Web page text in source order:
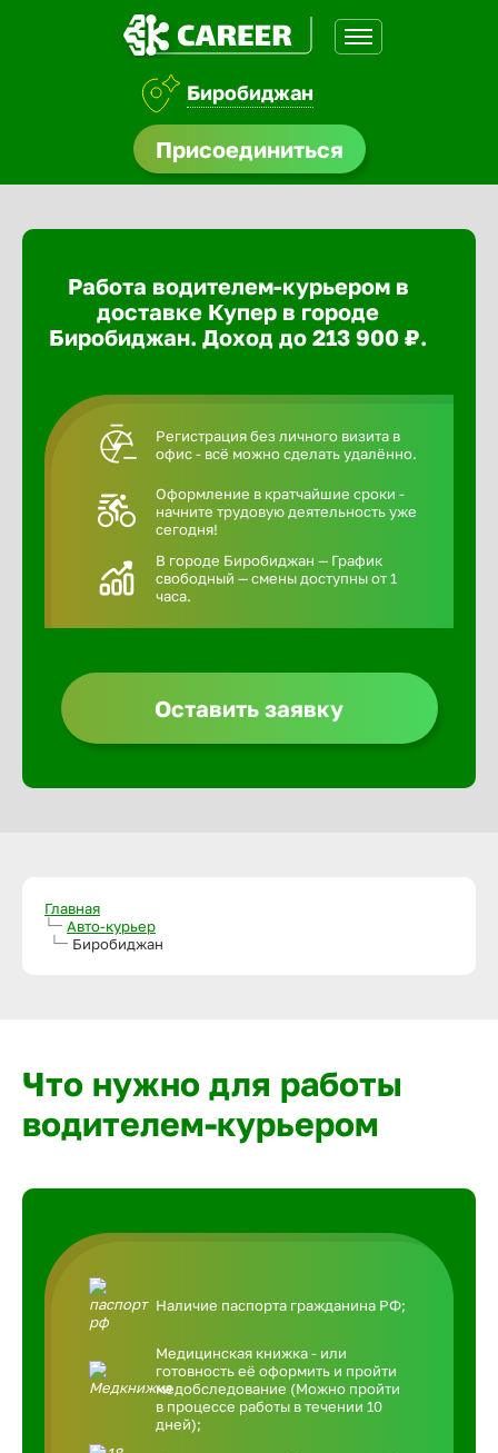
Биробиджан
Присоединиться
Работа водителем-курьером в
доставке Купер в городе
Биробиджан. Доход до 213 900 ₽.
Регистрация без личного визита в
офис - всё можно сделать удалённо.
Оформление в кратчайшие сроки -
начните трудовую деятельность уже
сегодня!
В городе Биробиджан — График
свободный — смены доступны от 1
часа.
Оставить заявку
Главная
Авто-курьер
Биробиджан
Что нужно для работы
водителем-курьером
Наличие паспорта гражданина РФ;
Медицинская книжка - или
готовность её оформить и пройти
медобследование (Можно пройти
в процессе работы в течении 10
дней);